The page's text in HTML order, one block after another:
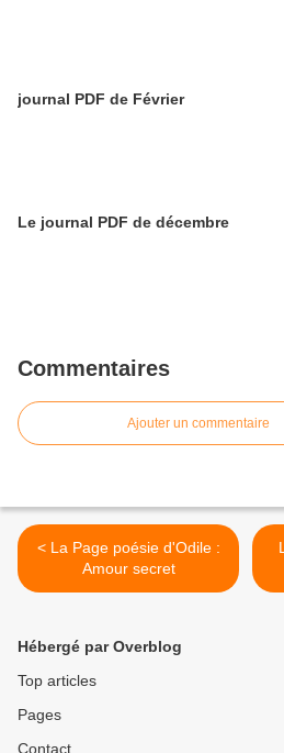
journal PDF de Février
Le journal PDF de décembre
Commentaires
Ajouter un commentaire
< La Page poésie d'Odile :
Amour secret
Hébergé par Overblog
Top articles
Pages
Contact